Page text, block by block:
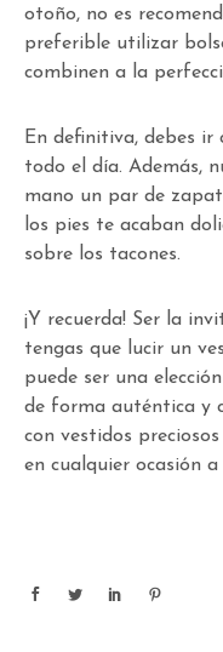
otoño, no es
preferible utilizar
combinen a la
En definitiva, debes
todo el día. Además,
mano un par de
los pies te acaban
sobre los tacones.
¡Y recuerda! Ser la
tengas que lucir un
puede ser una
de forma auténtica y
con vestidos
en cualquier ocasión